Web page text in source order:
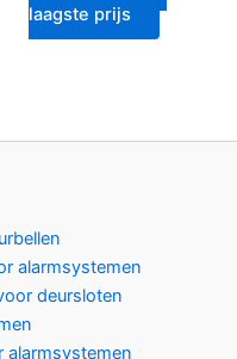
laagste prijs
alarmsystemen
deursloten
alarmsystemen